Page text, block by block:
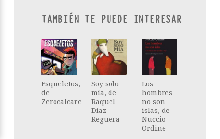
TAMBIÉN TE PUEDE INTERESAR
Esqueletos,
de
Zerocalcare
Soy solo
mía, de
Raquel
Díaz
Reguera
Los
hombres
no son
islas, de
Nuccio
Ordine